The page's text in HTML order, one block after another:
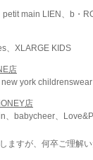
main LIEN、b・
、XLARGE KIDS
店
york
店
、babycheer、
ますが、何卒ご理解